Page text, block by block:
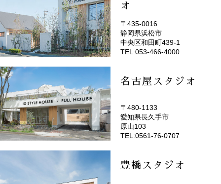
オ
(EMOTOP浜松)
〒435-0016
静岡県浜松市
中央区和田町439-1
TEL:053-466-4000
名古屋スタジオ
(EMOTOP名古屋)
〒480-1133
愛知県長久手市
原山103
TEL:0561-76-0707
豊橋スタジオ